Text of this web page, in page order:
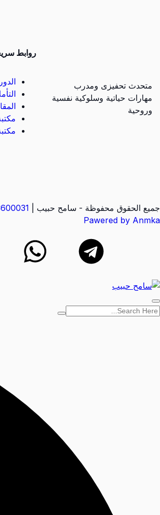
متحدث تحفيزى ومدرب
مهارات حياتية وسلوكية نفسية
وروحية
روابط
جميع الحقوق محفوظة - سامح حبيب |
Pawered by Anmka